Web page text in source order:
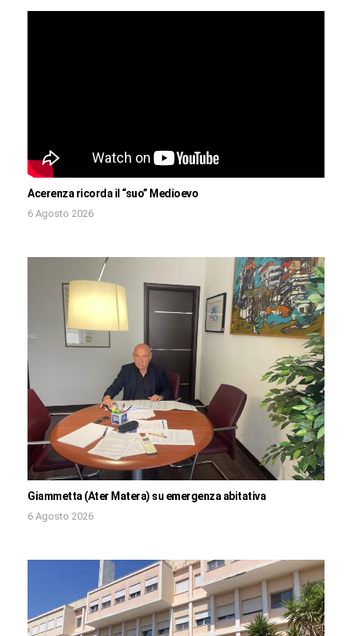
Acerenza ricorda il “suo” Medioevo
6 Agosto 2026
Giammetta (Ater Matera) su emergenza abitativa
6 Agosto 2026